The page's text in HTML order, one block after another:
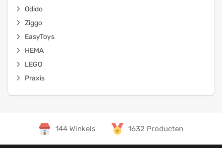
Odido
Ziggo
EasyToys
HEMA
LEGO
Praxis
144 Winkels 1632 Producten